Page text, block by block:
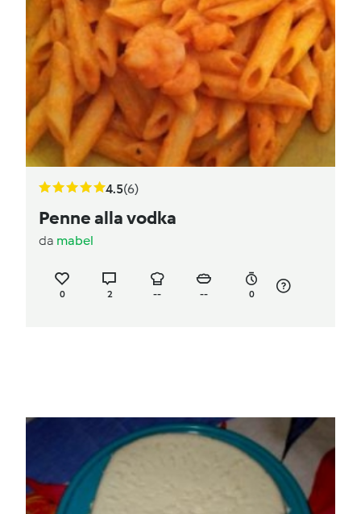
4.5(6)
Penne alla vodka
da mabel
0 2 -- -- 0